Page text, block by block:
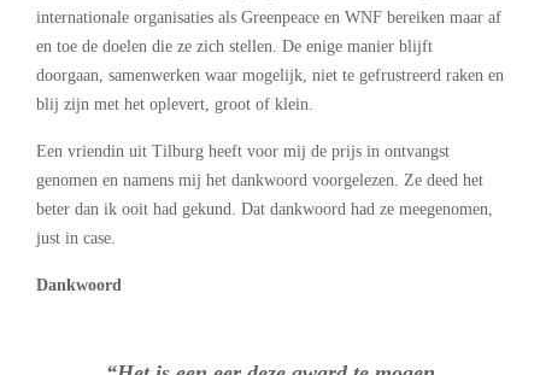
internationale organisaties als Greenpeace en WNF bereiken maar af
en toe de doelen die ze zich stellen. De enige manier blijft
doorgaan, samenwerken waar mogelijk, niet te gefrustreerd raken en
blij zijn met het oplevert, groot of klein.
Een vriendin uit Tilburg heeft voor mij de prijs in ontvangst
genomen en namens mij het dankwoord voorgelezen. Ze deed het
beter dan ik ooit had gekund. Dat dankwoord had ze meegenomen,
just in case.
Dankwoord